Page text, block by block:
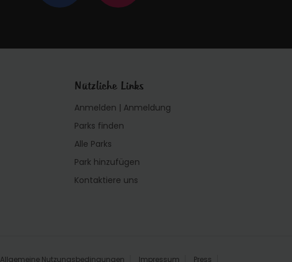
Nützliche Links
Anmelden | Anmeldung
Parks finden
Alle Parks
Park hinzufügen
Kontaktiere uns
Allgemeine Nutzungsbedingungen Impressum Press